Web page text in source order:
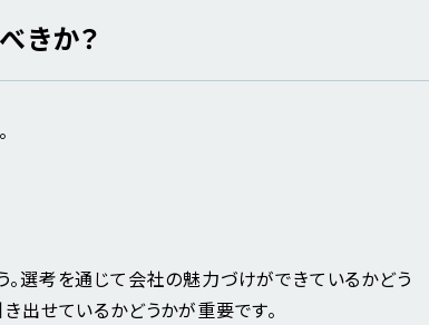
きか？
選考を通じて会社の魅力づけができているかどう
出せているかどうかが重要です。